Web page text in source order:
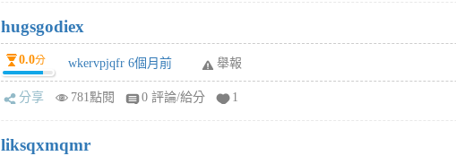
hugsgodiex
0.0分 wkervpjqfr 6個月前 舉報
分享 781點閱 0 評論/給分 1
liksqxmqmr